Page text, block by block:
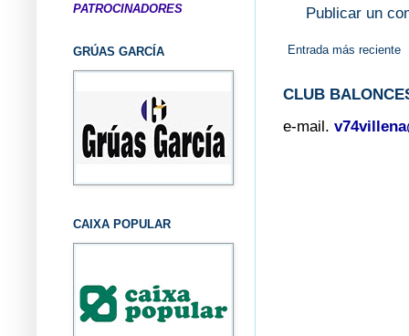
Publicar un
Entrada más reciente
CLUB
e-mail.
PATROCINADORES
GRÚAS GARCÍA
CAIXA POPULAR